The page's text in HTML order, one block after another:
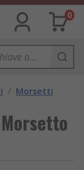
0
/ Morsetti